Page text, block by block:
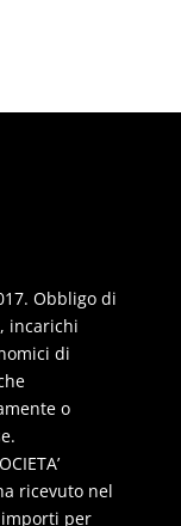
Obbligo di
incarichi
di
o
ricevuto nel
importi per